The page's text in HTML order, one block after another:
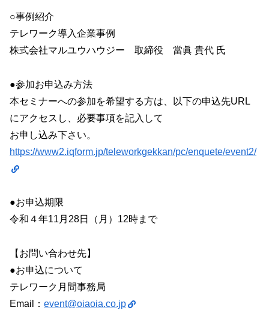
○事例紹介
テレワーク導入企業事例
株式会社マルユウハウジー 取締役 當眞 貴代 氏
●参加お申込み方法
本セミナーへの参加を希望する方は、以下の申込先URL
にアクセスし、必要事項を記入して
お申し込み下さい。
https://www2.iqform.jp/teleworkgekkan/pc/enquete/event2/
●お申込期限
令和４年11月28日（月）12時まで
【お問い合わせ先】
●お申込について
テレワーク月間事務局
Email： event@oiaoia.co.jp